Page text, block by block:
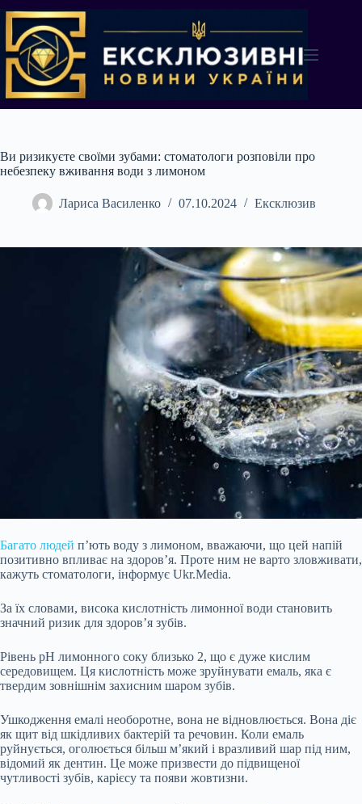
до
вмісту
Ви ризикуєте своїми зубами: стоматологи розповіли про
небезпеку вживання води з лимоном
Лариса Василенко 07.10.2024 Ексклюзив
Багато людей п’ють воду з лимоном, вважаючи, що цей напій
позитивно впливає на здоров’я. Проте ним не варто зловживати,
кажуть стоматологи, інформує Ukr.Media.
За їх словами, висока кислотність лимонної води становить
значний ризик для здоров’я зубів.
Рівень pH лимонного соку близько 2, що є дуже кислим
середовищем. Ця кислотність може зруйнувати емаль, яка є
твердим зовнішнім захисним шаром зубів.
Ушкодження емалі необоротне, вона не відновлюється. Вона діє
як щит від шкідливих бактерій та речовин. Коли емаль
руйнується, оголюється більш м’який і вразливий шар під ним,
відомий як дентин. Це може призвести до підвищеної
чутливості зубів, карієсу та появи жовтизни.